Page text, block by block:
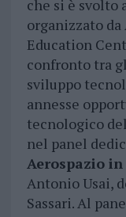
che si è svolto
organizzato da
Education
confronto tra
sviluppo
annesse
tecnologico
nel panel
Aerospazio in
Antonio Usai,
Sassari. Al